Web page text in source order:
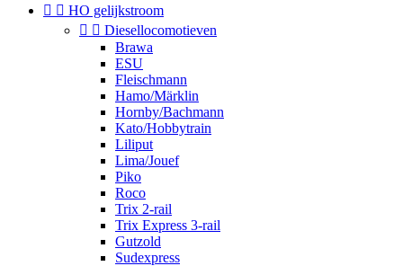
  HO gelijkstroom
  Diesellocomotieven
Brawa
ESU
Fleischmann
Hamo/Märklin
Hornby/Bachmann
Kato/Hobbytrain
Liliput
Lima/Jouef
Piko
Roco
Trix 2-rail
Trix Express 3-rail
Gutzold
Sudexpress